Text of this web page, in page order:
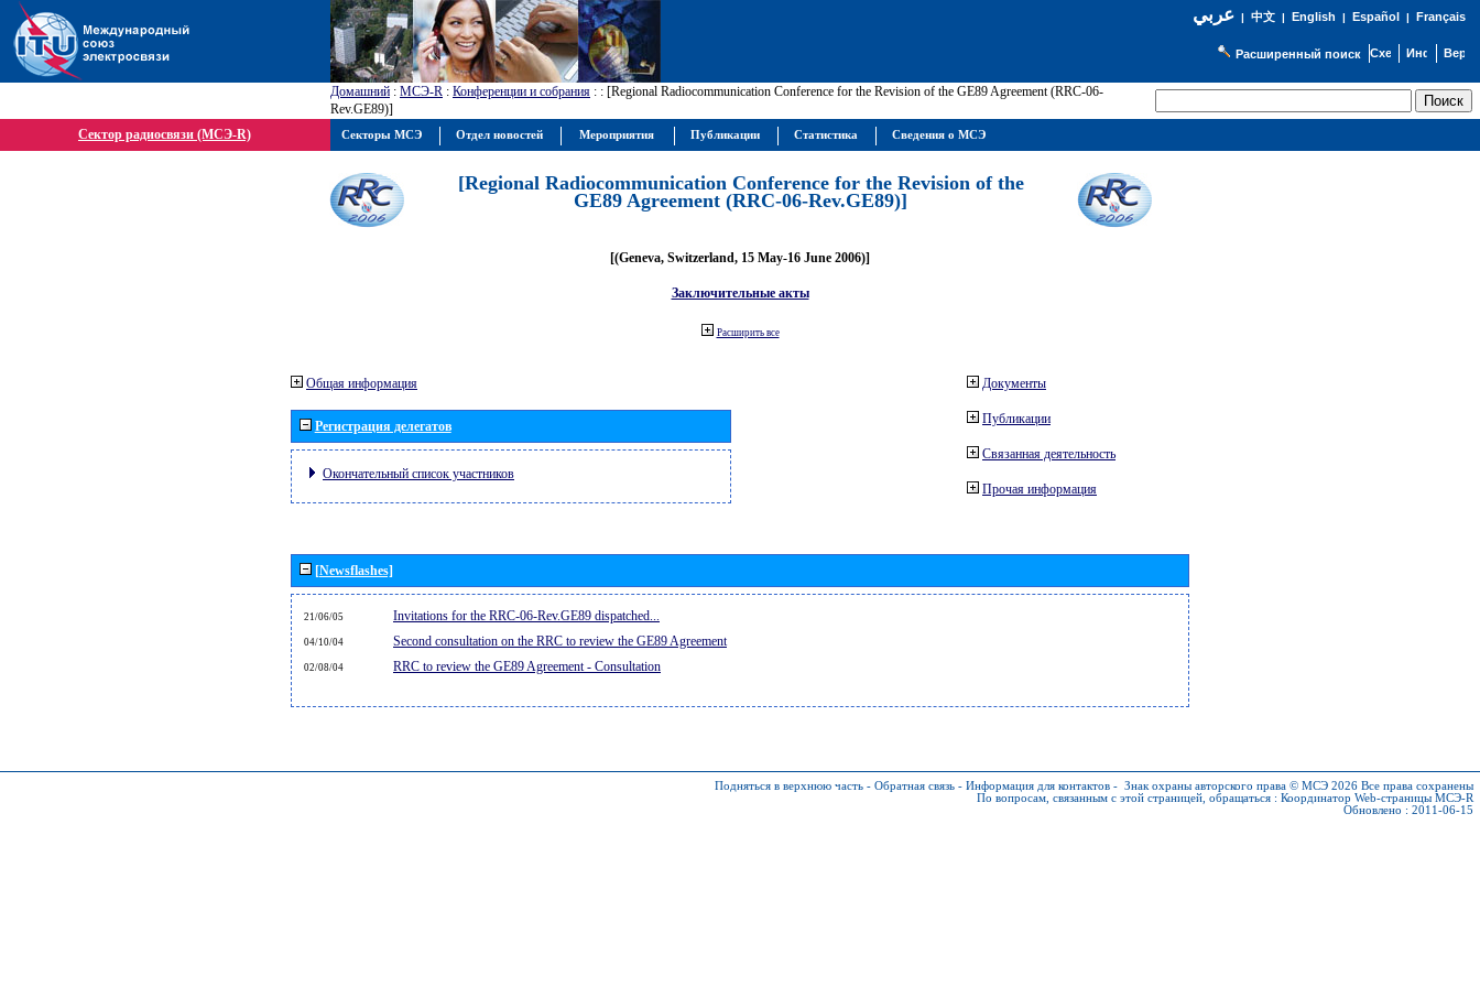
عربي| 中文| English | Español | Français
Расширенный поиск
Домашний : МСЭ-R : Конференции и собрания : : [Regional Radiocommunication Conference for the Revision of the GE89 Agreement (RRC-06-
Rev.GE89)]
Сектор радиосвязи (МСЭ-R)
[Regional Radiocommunication Conference for the Revision of the
GE89 Agreement (RRC-06-Rev.GE89)]
[(Geneva, Switzerland, 15 May-16 June 2006)]
Заключительные акты
Расширить все
Общая информация
Регистрация делегатов
Окончательный список участников
Документы
Публикации
Связанная деятельность
Прочая информация
[Newsflashes]
21/06/05 Invitations for the RRC-06-Rev.GE89 dispatched...
04/10/04 Second consultation on the RRC to review the GE89 Agreement
02/08/04 RRC to review the GE89 Agreement - Consultation
Подняться в верхнюю часть - Обратная связь - Информация для контактов - Знак охраны авторского права © МСЭ 2026 Все права сохранены
По вопросам, связанным с этой страницей, обращаться : Координатор Web-страницы МСЭ-R
Обновлено : 2011-06-15
Секторы МСЭ Отдел новостей Мероприятия Публикации Статистика Сведения о МСЭ